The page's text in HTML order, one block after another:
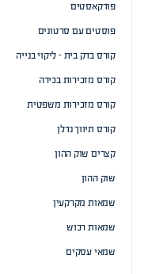
פודקאסטים
פוסטים עם סרטונים
קורס בדק בית – ליקוי בנייה
קורס מזכירות בכירה
קורס מזכירות משפטית
קורס תיווך נדלן
קצרים שוק ההון
שוק ההון
שמאות מקרקעין
שמאות רכוש
שמאי עסקים